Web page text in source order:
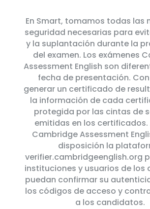
En Smart, tomamos todas las
seguridad necesarias para
y la suplantación durante la
del examen. Los exámenes
Assessment English son
fecha de presentación.
generar un certificado de
la información de cada
protegida por las cintas de
emitidas en los certificados.
Cambridge Assessment
disposición la
verifier.cambridgeenglish.org
instituciones y usuarios de los
puedan confirmar su
los códigos de acceso y
a los candidatos.